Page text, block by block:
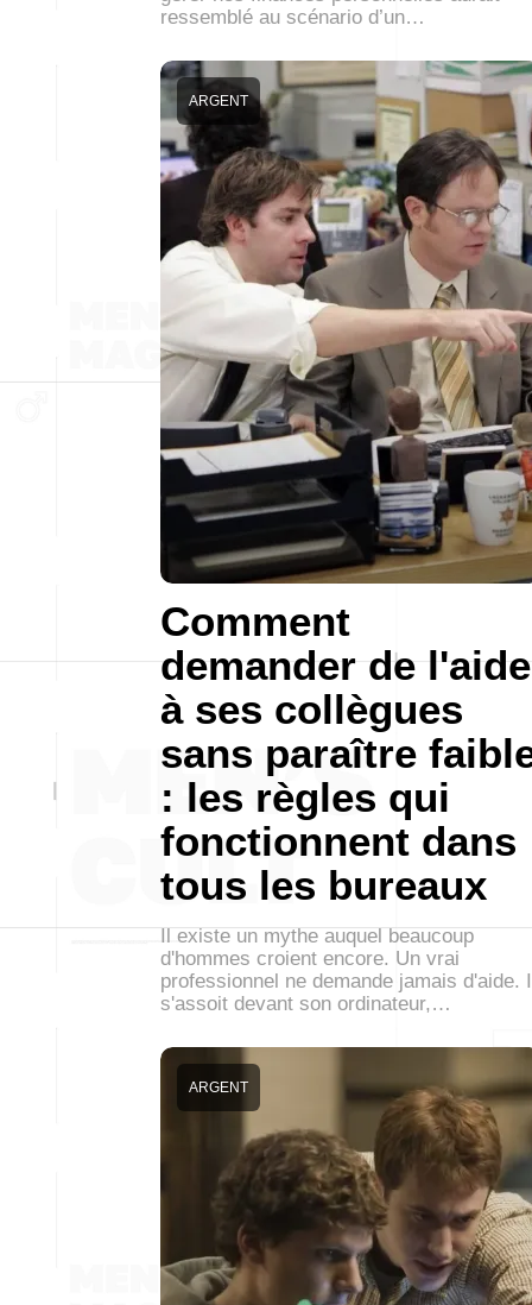
ressemblé au scénario d’un…
Comment
demander de l'aide
à ses collègues
sans paraître
: les règles qui
fonctionnent dans
tous les bureaux
ARGENT
Il existe un mythe auquel beaucoup
d'hommes croient encore. Un vrai
professionnel ne demande jamais d'aide.
s'assoit devant son ordinateur,…
ARGENT